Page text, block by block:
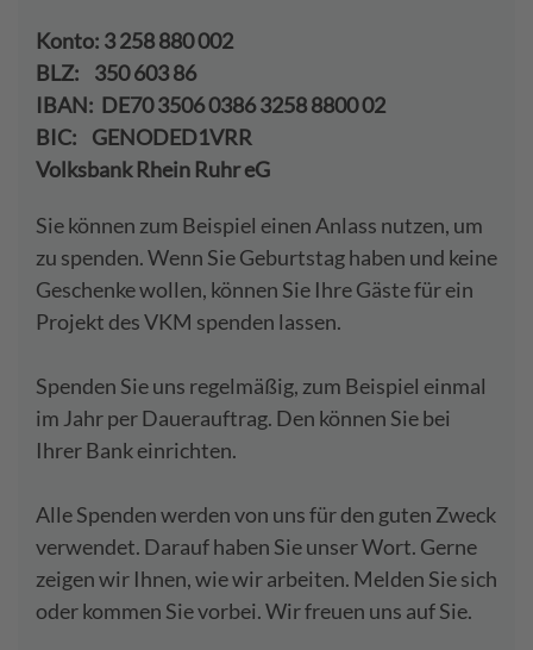
Konto: 3 258 880 002
BLZ: 350 603 86
IBAN: DE70 3506 0386 3258 8800 02
BIC: GENODED1VRR
Volksbank Rhein Ruhr eG
Sie können zum Beispiel einen Anlass nutzen, um
zu spenden. Wenn Sie Geburtstag haben und keine
Geschenke wollen, können Sie Ihre Gäste für ein
Projekt des VKM spenden lassen.
Spenden Sie uns regelmäßig, zum Beispiel einmal
im Jahr per Dauerauftrag. Den können Sie bei
Ihrer Bank einrichten.
Alle Spenden werden von uns für den guten Zweck
verwendet. Darauf haben Sie unser Wort. Gerne
zeigen wir Ihnen, wie wir arbeiten. Melden Sie sich
oder kommen Sie vorbei. Wir freuen uns auf Sie.